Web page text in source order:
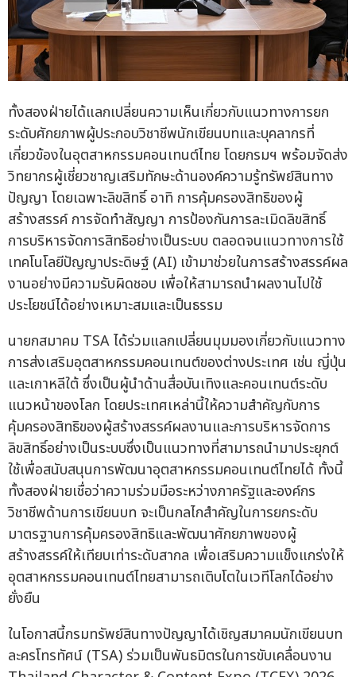
ทั้งสองฝ่ายได้แลกเปลี่ยนความเห็นเกี่ยวกับแนวทางการยก
ระดับศักยภาพผู้ประกอบวิชาชีพนักเขียนบทและบุคลากรที่
เกี่ยวข้องในอุตสาหกรรมคอนเทนต์ไทย โดยกรมฯ พร้อมจัดส่ง
วิทยากรผู้เชี่ยวชาญเสริมทักษะด้านองค์ความรู้ทรัพย์สินทาง
ปัญญา โดยเฉพาะลิขสิทธิ์ อาทิ การคุ้มครองสิทธิของผู้
สร้างสรรค์ การจัดทำสัญญา การป้องกันการละเมิดลิขสิทธิ์
การบริหารจัดการสิทธิอย่างเป็นระบบ ตลอดจนแนวทางการใช้
เทคโนโลยีปัญญาประดิษฐ์ (AI) เข้ามาช่วยในการสร้างสรรค์ผล
งานอย่างมีความรับผิดชอบ เพื่อให้สามารถนำผลงานไปใช้
ประโยชน์ได้อย่างเหมาะสมและเป็นธรรม
นายกสมาคม TSA ได้ร่วมแลกเปลี่ยนมุมมองเกี่ยวกับแนวทาง
การส่งเสริมอุตสาหกรรมคอนเทนต์ของต่างประเทศ เช่น ญี่ปุ่น
และเกาหลีใต้ ซึ่งเป็นผู้นำด้านสื่อบันเทิงและคอนเทนต์ระดับ
แนวหน้าของโลก โดยประเทศเหล่านี้ให้ความสำคัญกับการ
คุ้มครองสิทธิของผู้สร้างสรรค์ผลงานและการบริหารจัดการ
ลิขสิทธิ์อย่างเป็นระบบซึ่งเป็นแนวทางที่สามารถนำมาประยุกต์
ใช้เพื่อสนับสนุนการพัฒนาอุตสาหกรรมคอนเทนต์ไทยได้ ทั้งนี้
ทั้งสองฝ่ายเชื่อว่าความร่วมมือระหว่างภาครัฐและองค์กร
วิชาชีพด้านการเขียนบท จะเป็นกลไกสำคัญในการยกระดับ
มาตรฐานการคุ้มครองสิทธิและพัฒนาศักยภาพของผู้
สร้างสรรค์ให้เทียบเท่าระดับสากล เพื่อเสริมความแข็งแกร่งให้
อุตสาหกรรมคอนเทนต์ไทยสามารถเติบโตในเวทีโลกได้อย่าง
ยั่งยืน
ในโอกาสนี้กรมทรัพย์สินทางปัญญาได้เชิญสมาคมนักเขียนบท
ละครโทรทัศน์ (TSA) ร่วมเป็นพันธมิตรในการขับเคลื่อนงาน